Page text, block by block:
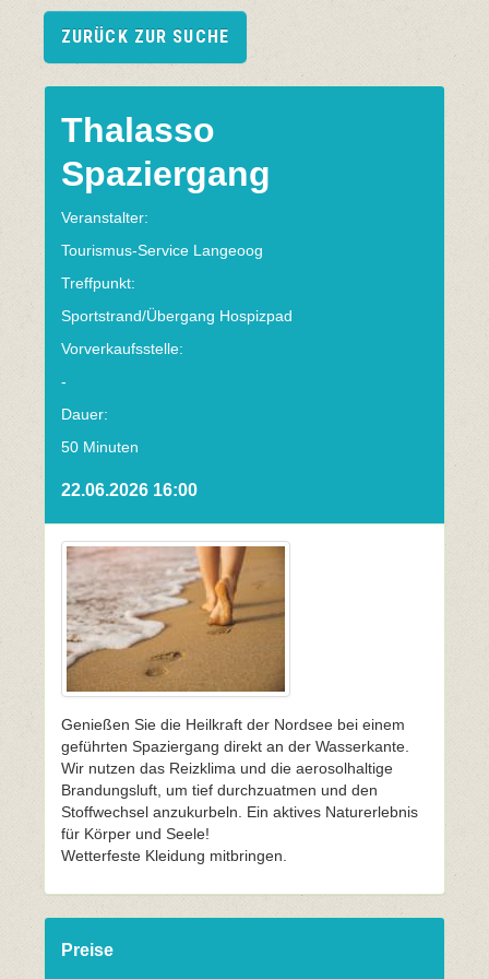
ZURÜCK ZUR SUCHE
Thalasso
Spaziergang
Veranstalter:
Tourismus-Service Langeoog
Treffpunkt:
Sportstrand/Übergang Hospizpad
Vorverkaufsstelle:
-
Dauer:
50 Minuten
22.06.2026 16:00
Genießen Sie die Heilkraft der Nordsee bei einem
geführten Spaziergang direkt an der Wasserkante.
Wir nutzen das Reizklima und die aerosolhaltige
Brandungsluft, um tief durchzuatmen und den
Stoffwechsel anzukurbeln. Ein aktives Naturerlebnis
für Körper und Seele!
Wetterfeste Kleidung mitbringen.
Preise